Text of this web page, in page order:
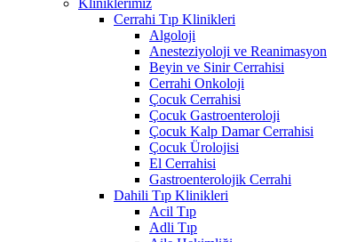
Cerrahi Tıp Klinikleri
Algoloji
Anesteziyoloji ve Reanimasyon
Beyin ve Sinir Cerrahisi
Cerrahi Onkoloji
Çocuk Cerrahisi
Çocuk Gastroenteroloji
Çocuk Kalp Damar Cerrahisi
Çocuk Ürolojisi
El Cerrahisi
Gastroenterolojik Cerrahi
Dahili Tıp Klinikleri
Acil Tıp
Adli Tıp